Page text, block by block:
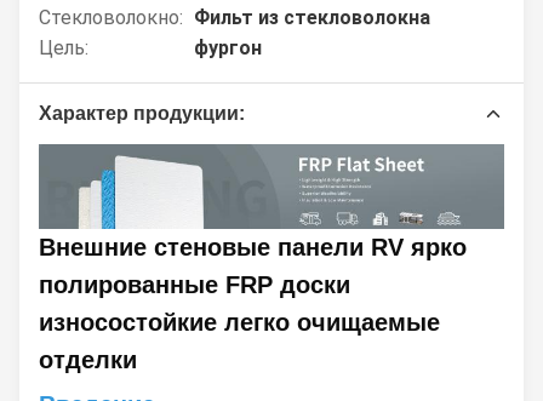
Стекловолокно: Фильт из стекловолокна
Цель:
фургон
Характер продукции:
Внешние стеновые панели RV ярко
полированные FRP доски
износостойкие легко очищаемые
отделки